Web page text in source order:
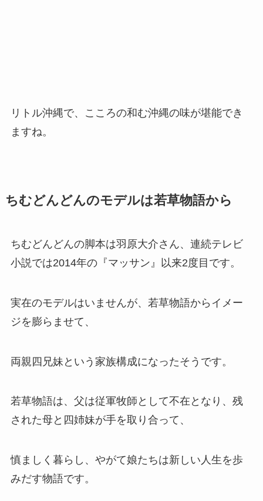
リトル沖縄で、こころの和む沖縄の味が堪能でき
ますね。
ちむどんどんのモデルは若草物語から
ちむどんどんの脚本は羽原大介さん、連続テレビ
小説では2014年の『マッサン』以来2度目です。
実在のモデルはいませんが、若草物語からイメー
ジを膨らませて、
両親四兄妹という家族構成になったそうです。
若草物語は、父は従軍牧師として不在となり、残
された母と四姉妹が手を取り合って、
慎ましく暮らし、やがて娘たちは新しい人生を歩
みだす物語です。